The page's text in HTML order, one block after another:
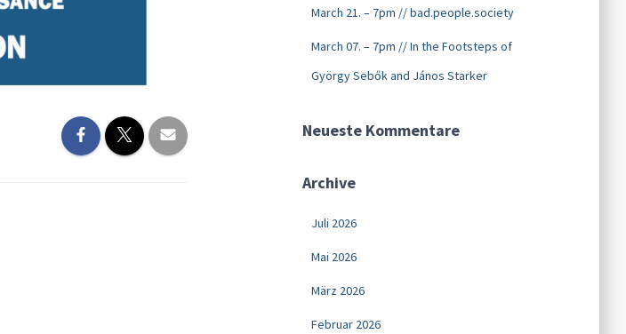
March 21. – 7pm // bad.people.society
March 07. – 7pm // In the Footsteps of
György Sebők and János Starker
Neueste Kommentare
Archive
Juli 2026
Mai 2026
März 2026
Februar 2026